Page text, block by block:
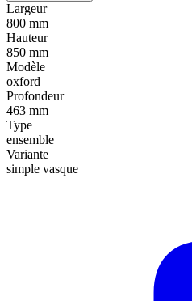
Largeur
800 mm
Hauteur
850 mm
Modèle
oxford
Profondeur
463 mm
Type
ensemble
Variante
simple vasque